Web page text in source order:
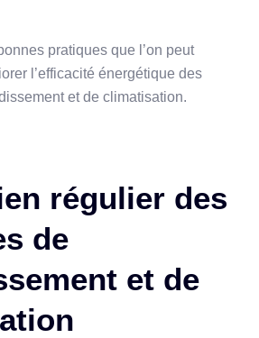
pratiques que l’on peut
l’efficacité énergétique des
et de climatisation.
régulier des
de
et de